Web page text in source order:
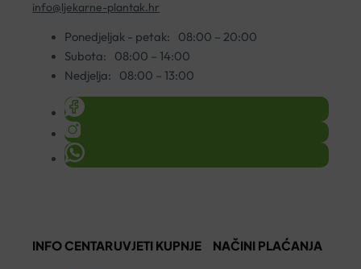
info@ljekarne-plantak.hr
Ponedjeljak - petak:
08:00 – 20:00
Subota:
08:00 – 14:00
Nedjelja:
08:00 – 13:00
INFO CENTARUVJETI KUPNJE NAČINI PLAĆANJA